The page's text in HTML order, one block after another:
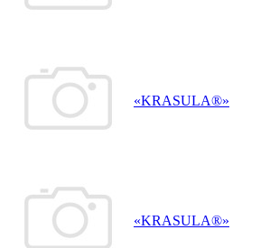
«KRASULA®»
«KRASULA®»